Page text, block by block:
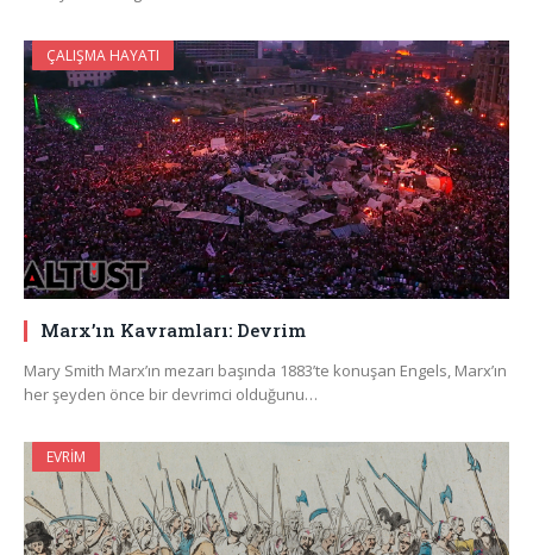
ÇALIŞMA HAYATI
Marx’ın Kavramları: Devrim
Mary Smith Marx’ın mezarı başında 1883’te konuşan Engels, Marx’ın
her şeyden önce bir devrimci olduğunu…
EVRIM